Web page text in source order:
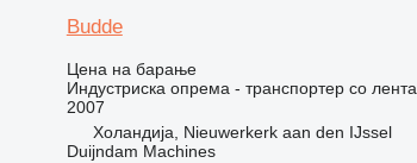
Budde
Цена на барање
Индустриска опрема - транспортер со лента
2007
Холандија, Nieuwerkerk aan den IJssel
Duijndam Machines